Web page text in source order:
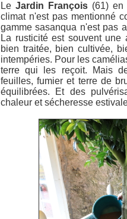
LeJardin François (61) en
climat n'est pas mentionné
gamme sasanqua n'est pas
La rusticité est souvent une
bien traitée, bien cultivée,
intempéries. Pour les
terre qui les reçoit. Mais
feuilles, fumier et terre de
équilibrées. Et des
chaleur et sécheresse